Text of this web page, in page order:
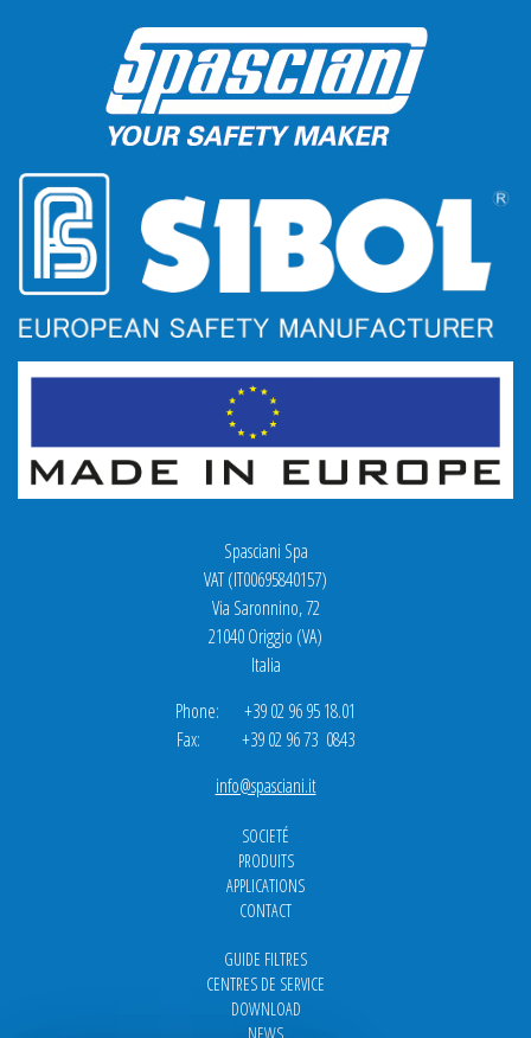
Spasciani Spa
VAT (IT00695840157)
Via Saronnino, 72
21040 Origgio (VA)
Italia
Phone: +39 02 96 95 18.01
Fax: +39 02 96 73 0843
info@spasciani.it
SOCIETÉ
PRODUITS
APPLICATIONS
CONTACT
GUIDE FILTRES
CENTRES DE SERVICE
DOWNLOAD